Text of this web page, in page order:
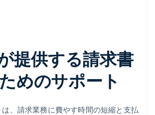
提供する請求書
めのサポート
は、請求業務に費やす時間の短縮と支払